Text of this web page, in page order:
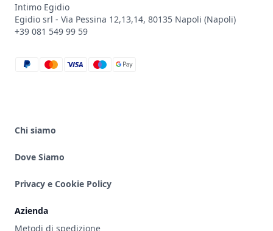
Intimo Egidio
Egidio srl - Via Pessina 12,13,14, 80135 Napoli (Napoli)
+39 081 549 99 59
paypal
mastercard
visa
maestro
google_pay
Chi siamo
Dove Siamo
Privacy e Cookie Policy
Azienda
Metodi di spedizione